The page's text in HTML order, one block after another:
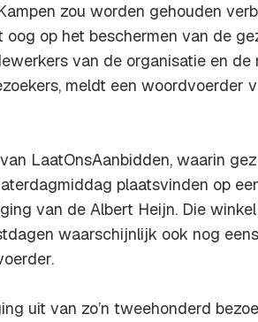
zou worden gehouden
oog op het beschermen van de
van de organisatie en
meldt een woordvoerder
LaatOnsAanbidden, waarin
plaatsvinden op
van de Albert Heijn. Die
waarschijnlijk ook nog
uit van zo’n tweehonderd